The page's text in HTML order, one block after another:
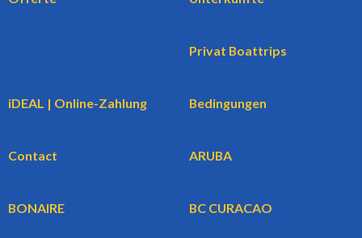
Privat Boattrips
iDEAL | Online-Zahlung Bedingungen
Contact ARUBA
BONAIRE BC CURACAO